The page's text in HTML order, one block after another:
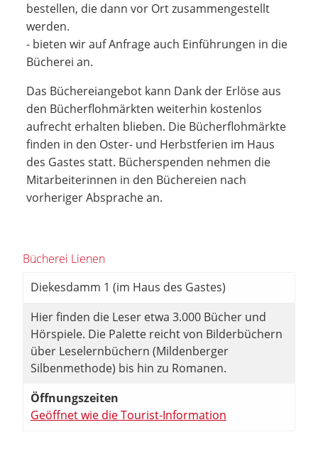
bestellen, die dann vor Ort zusammengestellt
werden.
- bieten wir auf Anfrage auch Einführungen in die
Bücherei an.
Das Büchereiangebot kann Dank der Erlöse aus
den Bücherflohmärkten weiterhin kostenlos
aufrecht erhalten blieben. Die Bücherflohmärkte
finden in den Oster- und Herbstferien im Haus
des Gastes statt. Bücherspenden nehmen die
Mitarbeiterinnen in den Büchereien nach
vorheriger Absprache an.
Bücherei Lienen
Diekesdamm 1 (im Haus des Gastes)
Hier finden die Leser etwa 3.000 Bücher und
Hörspiele. Die Palette reicht von Bilderbüchern
über Leselernbüchern (Mildenberger
Silbenmethode) bis hin zu Romanen.
Öffnungszeiten
Geöffnet wie die Tourist-Information